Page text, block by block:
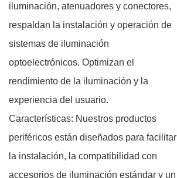
iluminación, atenuadores y conectores,
respaldan la instalación y operación de
sistemas de iluminación
optoelectrónicos. Optimizan el
rendimiento de la iluminación y la
experiencia del usuario.
Características: Nuestros productos
periféricos están diseñados para facilitar
la instalación, la compatibilidad con
accesorios de iluminación estándar y un